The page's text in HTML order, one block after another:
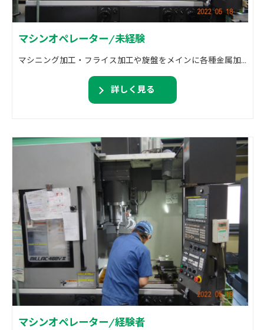
マシンオペレーター/未経験
マシニング加工・フライス加工や旋盤をメインに各種金属加工を行っております。 精密機械加工・溶接加工・組付け作業等。
詳しく見る
マシンオペレーター/経験者